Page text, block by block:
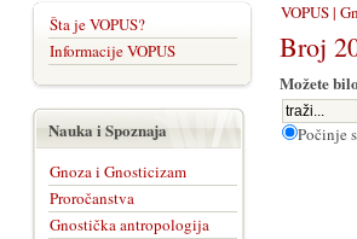
VOPUS |
Broj
Možete
Šta je VOPUS?
Informacije VOPUS
Nauka i Spoznaja
Gnoza i Gnosticizam
Proročanstva
Gnostička antropologija